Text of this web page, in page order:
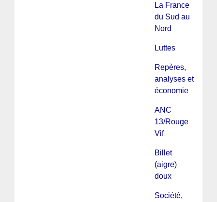
La France
du Sud au
Nord
Luttes
Repères,
analyses et
économie
ANC
13/Rouge
Vif
Billet
(aigre)
doux
Société,